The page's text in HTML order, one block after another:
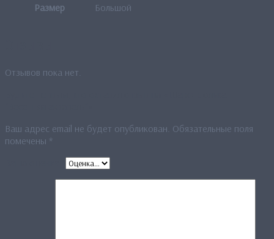
Размер Большой
Отзывов пока нет.
Ваш адрес email не будет опубликован. Обязательные поля
помечены *